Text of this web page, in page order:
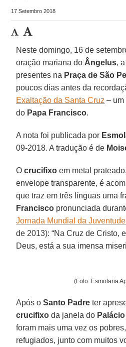
17 Setembro 2018
Neste domingo, 16 de
oração mariana do Ângelus,
presentes na Praça de São
poucos dias antes da
Exaltação da Santa Cruz – um
do Papa Francisco.
A nota foi publicada por
09-2018. A tradução é de
Ocrucifixo em metal
envelope transparente, é
que traz em três línguas uma
Francisco pronunciada
Jornada Mundial da Juventude
de 2013): “Na Cruz de Cristo,
Deus, está a sua imensa
(Foto: Esmolaria
Após oSanto Padre ter
crucifixo da janela do
foram mais uma vez os
refugiados, junto com muitos